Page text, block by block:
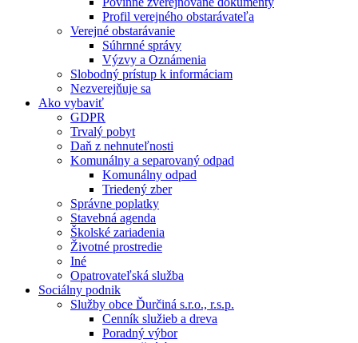
Profil verejného obstarávateľa
Verejné obstarávanie
Súhrnné správy
Výzvy a Oznámenia
Slobodný prístup k informáciam
Nezverejňuje sa
Ako vybaviť
GDPR
Trvalý pobyt
Daň z nehnuteľnosti
Komunálny a separovaný odpad
Komunálny odpad
Triedený zber
Správne poplatky
Stavebná agenda
Školské zariadenia
Životné prostredie
Iné
Opatrovateľská služba
Sociálny podnik
Služby obce Ďurčiná s.r.o., r.s.p.
Cenník služieb a dreva
Poradný výbor